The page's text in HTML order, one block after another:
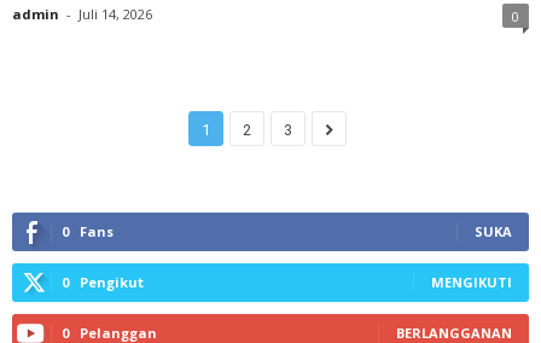
admin - Juli 14, 2026 0
1 2 3
0 Fans SUKA
0 Pengikut MENGIKUTI
0 Pelanggan BERLANGGANAN